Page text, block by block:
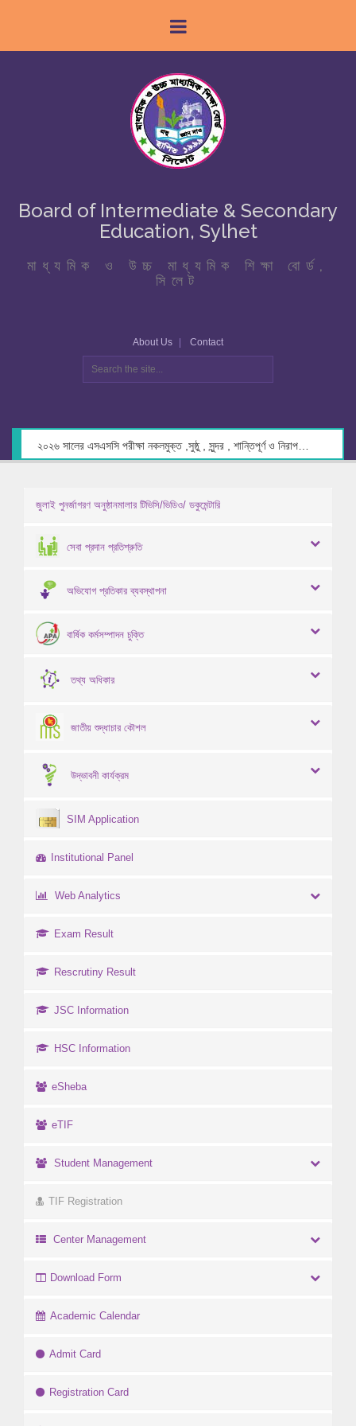
Board of Intermediate & Secondary
Education, Sylhet
মাধ্যমিক ও উচ্চ মাধ্যমিক শিক্ষা বোর্ড,
সিলেট
About Us Contact
জুলাই পুনর্জাগরণ অনুষ্ঠানমালার টিভিসি/ভিডিও/ ডকুমেন্টারি
সেবা প্রদান প্রতিশ্রুতি
অভিযোগ প্রতিকার ব্যবস্থাপনা
বার্ষিক কর্মসম্পাদন চুক্তি
তথ্য অধিকার
জাতীয় শুদ্ধাচার কৌশল
উদ্ভাবনী কার্যক্রম
SIM Application
Institutional Panel
Web Analytics
Exam Result
Rescrutiny Result
JSC Information
HSC Information
eSheba
eTIF
Student Management
TIF Registration
Center Management
Download Form
Academic Calendar
Admit Card
Registration Card